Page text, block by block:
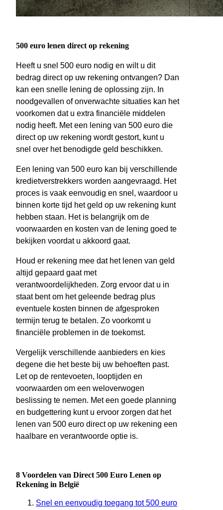
500 euro lenen direct op rekening
Heeft u snel 500 euro nodig en wilt u dit
bedrag direct op uw rekening ontvangen? Dan
kan een snelle lening de oplossing zijn. In
noodgevallen of onverwachte situaties kan het
voorkomen dat u extra financiële middelen
nodig heeft. Met een lening van 500 euro die
direct op uw rekening wordt gestort, kunt u
snel over het benodigde geld beschikken.
Een lening van 500 euro kan bij verschillende
kredietverstrekkers worden aangevraagd. Het
proces is vaak eenvoudig en snel, waardoor u
binnen korte tijd het geld op uw rekening kunt
hebben staan. Het is belangrijk om de
voorwaarden en kosten van de lening goed te
bekijken voordat u akkoord gaat.
Houd er rekening mee dat het lenen van geld
altijd gepaard gaat met
verantwoordelijkheden. Zorg ervoor dat u in
staat bent om het geleende bedrag plus
eventuele kosten binnen de afgesproken
termijn terug te betalen. Zo voorkomt u
financiële problemen in de toekomst.
Vergelijk verschillende aanbieders en kies
degene die het beste bij uw behoeften past.
Let op de rentevoeten, looptijden en
voorwaarden om een weloverwogen
beslissing te nemen. Met een goede planning
en budgettering kunt u ervoor zorgen dat het
lenen van 500 euro direct op uw rekening een
haalbare en verantwoorde optie is.
8 Voordelen van Direct 500 Euro Lenen op
Rekening in België
Snel en eenvoudig toegang tot 500 euro